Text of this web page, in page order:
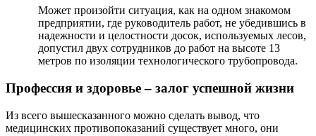
Может произойти ситуация, как на одном знакомом
предприятии, где руководитель работ, не убедившись в
надежности и целостности досок, используемых лесов,
допустил двух сотрудников до работ на высоте 13
метров по изоляции технологического трубопровода.
Профессия и здоровье – залог успешной жизни
Из всего вышесказанного можно сделать вывод, что
медицинских противопоказаний существует много, они